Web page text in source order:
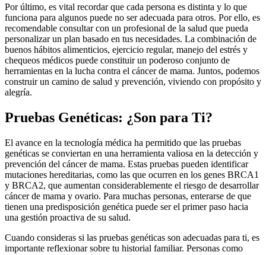
Por último, es vital recordar que cada persona es distinta y lo que
funciona para algunos puede no ser adecuada para otros. Por ello, es
recomendable consultar con un profesional de la salud que pueda
personalizar un plan basado en tus necesidades. La combinación de
buenos hábitos alimenticios, ejercicio regular, manejo del estrés y
chequeos médicos puede constituir un poderoso conjunto de
herramientas en la lucha contra el cáncer de mama. Juntos, podemos
construir un camino de salud y prevención, viviendo con propósito y
alegría.
Pruebas Genéticas: ¿Son para Ti?
El avance en la tecnología médica ha permitido que las pruebas
genéticas se conviertan en una herramienta valiosa en la detección y
prevención del cáncer de mama. Estas pruebas pueden identificar
mutaciones hereditarias, como las que ocurren en los genes BRCA1
y BRCA2, que aumentan considerablemente el riesgo de desarrollar
cáncer de mama y ovario. Para muchas personas, enterarse de que
tienen una predisposición genética puede ser el primer paso hacia
una gestión proactiva de su salud.
Cuando consideras si las pruebas genéticas son adecuadas para ti, es
importante reflexionar sobre tu historial familiar. Personas como